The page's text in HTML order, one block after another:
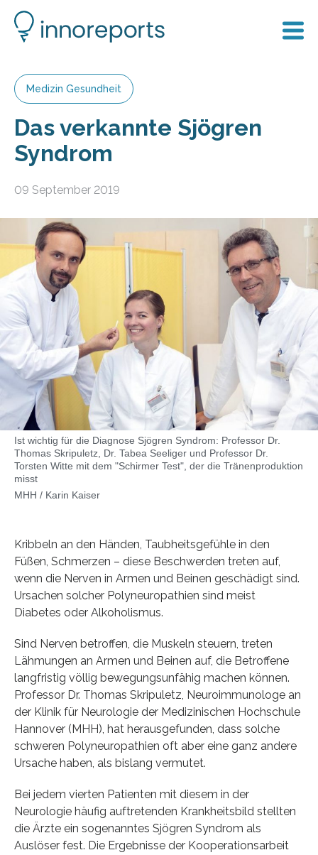
Medizin Gesundheit
Das verkannte Sjögren
Syndrom
09 September 2019
Ist wichtig für die Diagnose Sjögren Syndrom: Professor Dr.
Thomas Skripuletz, Dr. Tabea Seeliger und Professor Dr.
Torsten Witte mit dem "Schirmer Test", der die Tränenproduktion
misst
MHH / Karin Kaiser
Kribbeln an den Händen, Taubheitsgefühle in den
Füßen, Schmerzen – diese Beschwerden treten auf,
wenn die Nerven in Armen und Beinen geschädigt sind.
Ursachen solcher Polyneuropathien sind meist
Diabetes oder Alkoholismus.
Sind Nerven betroffen, die Muskeln steuern, treten
Lähmungen an Armen und Beinen auf, die Betroffene
langfristig völlig bewegungsunfähig machen können.
Professor Dr. Thomas Skripuletz, Neuroimmunologe an
der Klinik für Neurologie der Medizinischen Hochschule
Hannover (MHH), hat herausgefunden, dass solche
schweren Polyneuropathien oft aber eine ganz andere
Ursache haben, als bislang vermutet.
Bei jedem vierten Patienten mit diesem in der
Neurologie häufig auftretenden Krankheitsbild stellten
die Ärzte ein sogenanntes Sjögren Syndrom als
Auslöser fest. Die Ergebnisse der Kooperationsarbeit